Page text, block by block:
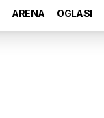
ARENA OGLASI